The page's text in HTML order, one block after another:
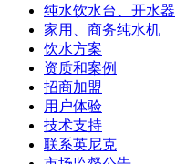
纯水饮水台、开水器
家用、商务纯水机
饮水方案
资质和案例
招商加盟
用户体验
技术支持
联系英尼克